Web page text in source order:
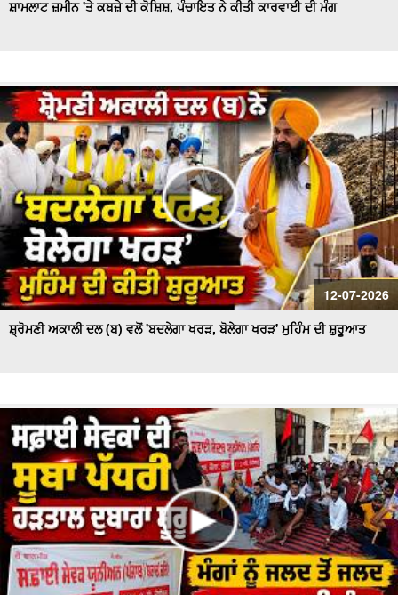
ਸ਼ਾਮਲਾਟ ਜ਼ਮੀਨ 'ਤੇ ਕਬਜ਼ੇ ਦੀ ਕੋਸ਼ਿਸ਼, ਪੰਚਾਇਤ ਨੇ ਕੀਤੀ ਕਾਰਵਾਈ ਦੀ ਮੰਗ
12-07-2026
ਸ਼੍ਰੋਮਣੀ ਅਕਾਲੀ ਦਲ (ਬ) ਵਲੋਂ 'ਬਦਲੇਗਾ ਖਰੜ, ਬੋਲੇਗਾ ਖਰੜ' ਮੁਹਿੰਮ ਦੀ ਸ਼ੁਰੂਆਤ